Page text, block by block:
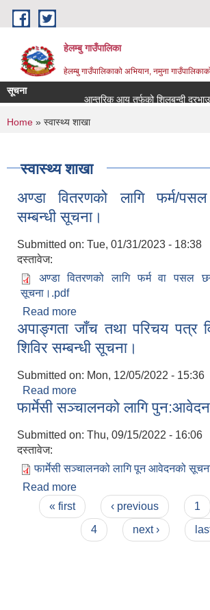
Skip to main content
हेलम्बु गाउँपालिका
हेलम्बु गाउँपालिकाको अभियान, नमुना गाउँपालिकाको
सूचना
आन्तरिक आय तर्फको शिलबन्दी
You are here
Home » स्वास्थ्य शाखा
स्वास्थ्य शाखा
अण्डा वितरणको लागि फर्म/
सम्बन्धी सूचना।
Submitted on: Tue, 01/31/2023 - 18:38
दस्तावेज:
अण्डा वितरणको लागि फर्म वा पसल
सूचना।.pdf
Read more
सूचना।
अपाङ्गता जाँच तथा परिचय पत्र
शिविर सम्बन्धी सूचना।
Submitted on: Mon, 12/05/2022 - 15:36
Read more
शिविर सम्बन्धी सूचना।
फार्मेसी सञ्चालनको लागि
Submitted on: Thu, 09/15/2022 - 16:06
दस्तावेज:
फार्मेसी सञ्चालनको लागि पून आवेदनको
Read more
Pages
« first ‹ previous 1
4
next ›